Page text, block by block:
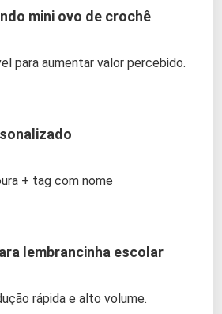
mini ovo de crochê
para aumentar valor percebido.
+ tag com nome
lembrancinha escolar
rápida e alto volume.